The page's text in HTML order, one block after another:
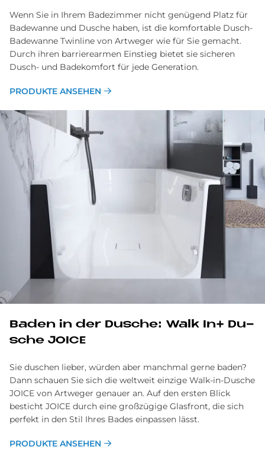
Wenn Sie in Ihrem Badezimmer nicht genügend Platz für
Badewanne und Dusche haben, ist die komfortable Dusch-
Badewanne Twinline von Artweger wie für Sie gemacht.
Durch ihren barrierearmen Einstieg bietet sie sicheren
Dusch- und Badekomfort für jede Generation.
PRODUKTE ANSEHEN
Ba­den in der Du­sche: Walk In+ Du­
sche JOICE
Sie duschen lieber, würden aber manchmal gerne baden?
Dann schauen Sie sich die weltweit einzige Walk-in-Dusche
JOICE von Artweger genauer an. Auf den ersten Blick
besticht JOICE durch eine großzügige Glasfront, die sich
perfekt in den Stil Ihres Bades einpassen lässt.
PRODUKTE ANSEHEN